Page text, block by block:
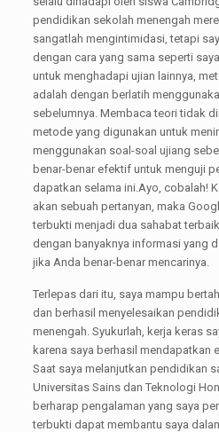
pendidikan sekolah menengah
sangatlah mengintimidasi, tetapi
dengan cara yang sama seperti
untuk menghadapi ujian lainnya,
adalah dengan berlatih
sebelumnya. Membaca teori tidak
metode yang digunakan untuk
menggunakan soal-soal ujiang
benar-benar efektif untuk menguji
dapatkan selama ini.Ayo, cobalah!
akan sebuah pertanyan, maka
terbukti menjadi dua sahabat
dengan banyaknya informasi yang
jika Anda benar-benar mencarinya.
Terlepas dari itu, saya mampu
dan berhasil menyelesaikan
menengah. Syukurlah, kerja keras
karena saya berhasil mendapatkan
Saat saya melanjutkan pendidikan
Universitas Sains dan Teknologi
berharap pengalaman yang saya
terbukti dapat membantu saya